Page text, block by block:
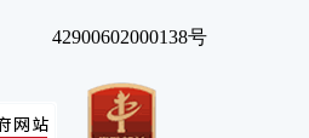
42900602000138号